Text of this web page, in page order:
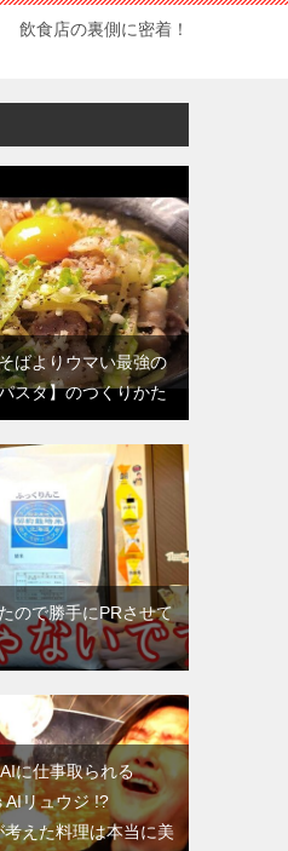
飲食店の裏側に密着！
ばよりウマい最強の
スタ】のつくりかた
ので勝手にPRさせて
に仕事取られる
AIリュウジ !?
えた料理は本当に美